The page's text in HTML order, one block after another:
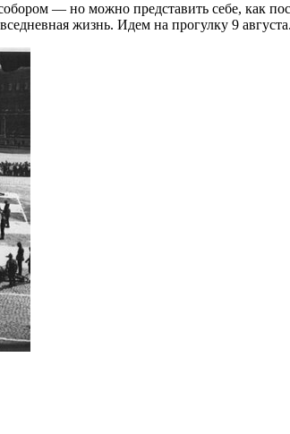
— но можно представить себе, как
жизнь. Идем на прогулку 9